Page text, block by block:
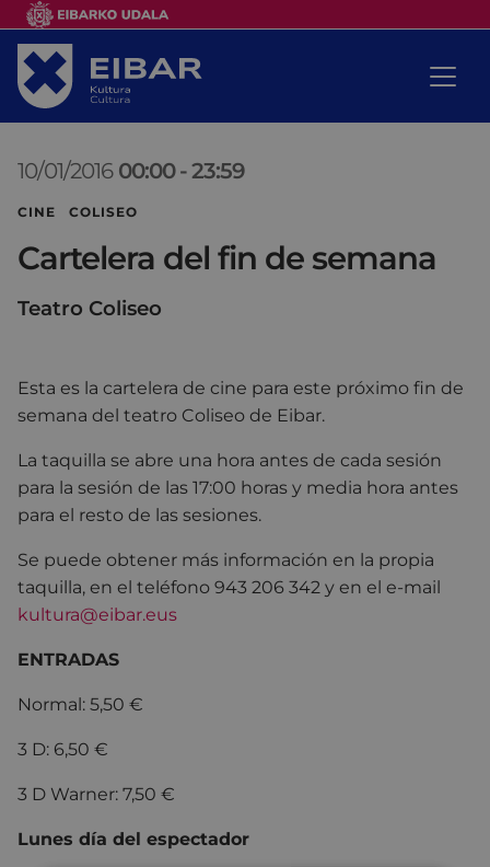
10/01/2016 00:00 -23:59
CINE COLISEO
Cartelera del fin de semana
Teatro Coliseo
Esta es la cartelera de cine para este próximo fin de
semana del teatro Coliseo de Eibar.
La taquilla se abre una hora antes de cada sesión
para la sesión de las 17:00 horas y media hora antes
para el resto de las sesiones.
Se puede obtener más información en la propia
taquilla, en el teléfono 943 206 342 y en el e-mail
kultura@eibar.eus
ENTRADAS
Normal: 5,50 €
3 D: 6,50 €
3 D Warner: 7,50 €
Lunes día del espectador